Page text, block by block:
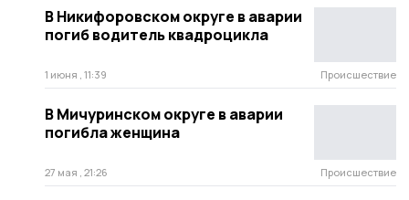
В Никифоровском округе в аварии
погиб водитель квадроцикла
1 июня , 11:39 Происшествие
В Мичуринском округе в аварии
погибла женщина
27 мая , 21:26 Происшествие